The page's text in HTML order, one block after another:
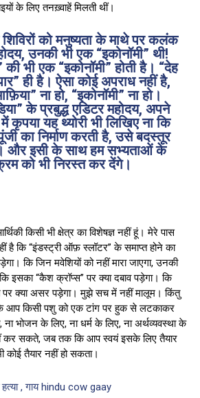
के लिए तनख़्वाहें मिलती थीं।
को मनुष्यता के माथे पर कलंक
उनकी भी एक “इकोनॉमी” थी!
की भी एक “इकोनॉमी” होती है। “देह
ही है। ऐसा कोई अपराध नहीं है,
ना हो, “इकोनॉमी” ना हो।
के प्रबुद्ध एडिटर महोदय, अपने
यह थ्योरी भी लिखिए ना कि
का निर्माण करती है, उसे बदस्तूर
और इसी के साथ हम सभ्यताओं के
को भी निरस्त कर देंगे।
किसी भी क्षेत्र का विशेषज्ञ नहीं हूं। मेरे पास
है कि “इंडस्ट्री ऑफ़ स्लॉटर” के समाप्त होने का
कि जिन मवेशियों को नहीं मारा जाएगा, उनकी
इसका “कैश क्रॉप्स” पर क्या दबाव पड़ेगा। कि
पर क्या असर पड़ेगा। मुझे सच में नहीं मालूम। किंतु
आप किसी पशु को एक टांग पर हुक से लटकाकर
भोजन के लिए, ना धर्म के लिए, ना अर्थव्यवस्था के
कर सकते, जब तक कि आप स्वयं इसके लिए तैयार
तैयार नहीं हो सकता।